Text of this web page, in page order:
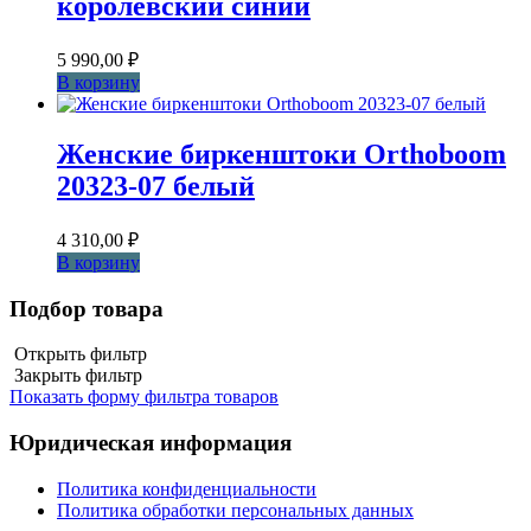
королевский синий
5 990,00 ₽
В корзину
Женские биркенштоки Orthoboom
20323-07 белый
4 310,00 ₽
В корзину
Подбор товара
Открыть фильтр
Закрыть фильтр
Показать форму фильтра товаров
Юридическая информация
Политика конфиденциальности
Политика обработки персональных данных